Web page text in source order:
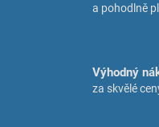
a pohodlně
Výhodný
za skvělé